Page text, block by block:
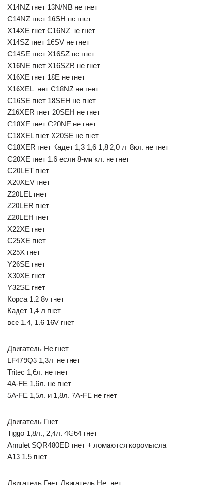
Х14NZ гнет 13N/NB не гнет
C14NZ гнет 16SH не гнет
X14XE гнет C16NZ не гнет
X14SZ гнет 16SV не гнет
C14SE гнет X16SZ не гнет
X16NE гнет X16SZR не гнет
X16XE гнет 18E не гнет
X16XEL гнет C18NZ не гнет
C16SE гнет 18SEH не гнет
Z16XER гнет 20SEH не гнет
C18XE гнет C20NE не гнет
C18XEL гнет X20SE не гнет
C18XER гнет Кадет 1,3 1,6 1,8 2,0 л. 8кл. не гнет
C20XE гнет 1.6 если 8-ми кл. не гнет
C20LET гнет
X20XEV гнет
Z20LEL гнет
Z20LER гнет
Z20LEH гнет
X22XE гнет
C25XE гнет
X25X гнет
Y26SE гнет
X30XE гнет
Y32SE гнет
Корса 1.2 8v гнет
Кадет 1,4 л гнет
все 1.4, 1.6 16V гнет
Двигатель Не гнет
LF479Q3 1,3л. не гнет
Tritec 1,6л. не гнет
4A-FE 1,6л. не гнет
5A-FE 1,5л. и 1,8л. 7A-FE не гнет
Двигатель Гнет
Tiggo 1,8л., 2,4л. 4G64 гнет
Amulet SQR480ED гнет + ломаются коромысла
A13 1.5 гнет
Двигатель Гнет Двигатель Не гнет